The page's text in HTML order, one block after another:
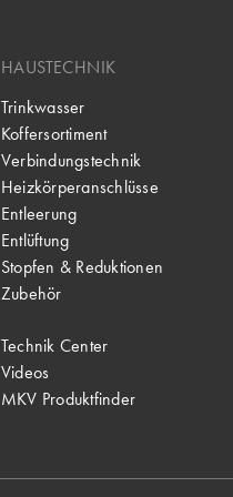
HAUSTECHNIK
Trinkwasser
Koffersortiment
Verbindungstechnik
Heizkörperanschlüsse
Entleerung
Entlüftung
Stopfen & Reduktionen
Zubehör
Technik Center
Videos
MKV Produktfinder